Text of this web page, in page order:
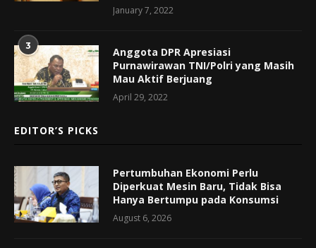
January 7, 2022
3
Anggota DPR Apresiasi
Purnawirawan TNI/Polri yang Masih
Mau Aktif Berjuang
April 29, 2022
EDITOR’S PICKS
Pertumbuhan Ekonomi Perlu
Diperkuat Mesin Baru, Tidak Bisa
Hanya Bertumpu pada Konsumsi
August 6, 2026